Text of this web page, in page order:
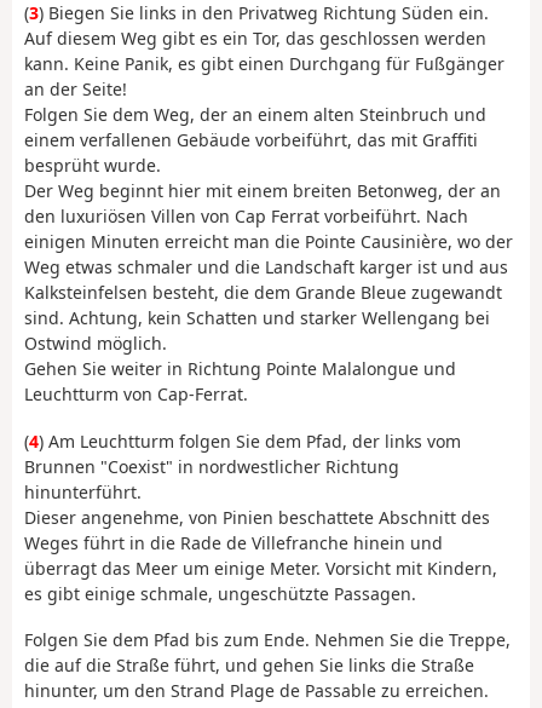
(3) Biegen Sie links in den Privatweg Richtung Süden ein.
Auf diesem Weg gibt es ein Tor, das geschlossen werden
kann. Keine Panik, es gibt einen Durchgang für Fußgänger
an der Seite!
Folgen Sie dem Weg, der an einem alten Steinbruch und
einem verfallenen Gebäude vorbeiführt, das mit Graffiti
besprüht wurde.
Der Weg beginnt hier mit einem breiten Betonweg, der an
den luxuriösen Villen von Cap Ferrat vorbeiführt. Nach
einigen Minuten erreicht man die Pointe Causinière, wo der
Weg etwas schmaler und die Landschaft karger ist und aus
Kalksteinfelsen besteht, die dem Grande Bleue zugewandt
sind. Achtung, kein Schatten und starker Wellengang bei
Ostwind möglich.
Gehen Sie weiter in Richtung Pointe Malalongue und
Leuchtturm von Cap-Ferrat.
(4) Am Leuchtturm folgen Sie dem Pfad, der links vom
Brunnen "Coexist" in nordwestlicher Richtung
hinunterführt.
Dieser angenehme, von Pinien beschattete Abschnitt des
Weges führt in die Rade de Villefranche hinein und
überragt das Meer um einige Meter. Vorsicht mit Kindern,
es gibt einige schmale, ungeschützte Passagen.
Folgen Sie dem Pfad bis zum Ende. Nehmen Sie die Treppe,
die auf die Straße führt, und gehen Sie links die Straße
hinunter, um den Strand Plage de Passable zu erreichen.